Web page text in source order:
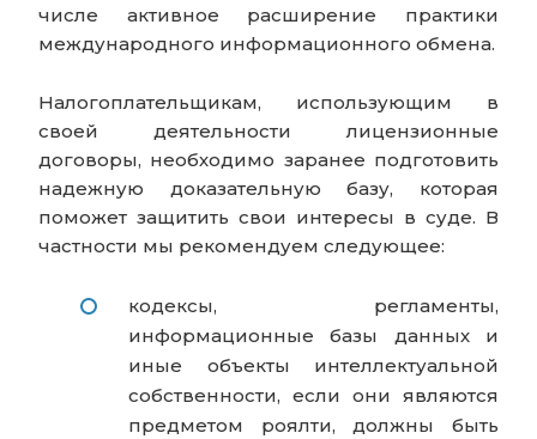
числе активное расширение практики
международного информационного обмена.
Налогоплательщикам, использующим в
своей деятельности лицензионные
договоры, необходимо заранее подготовить
надежную доказательную базу, которая
поможет защитить свои интересы в суде. В
частности мы рекомендуем следующее:
кодексы, регламенты,
информационные базы данных и
иные объекты интеллектуальной
собственности, если они являются
предметом роялти, должны быть